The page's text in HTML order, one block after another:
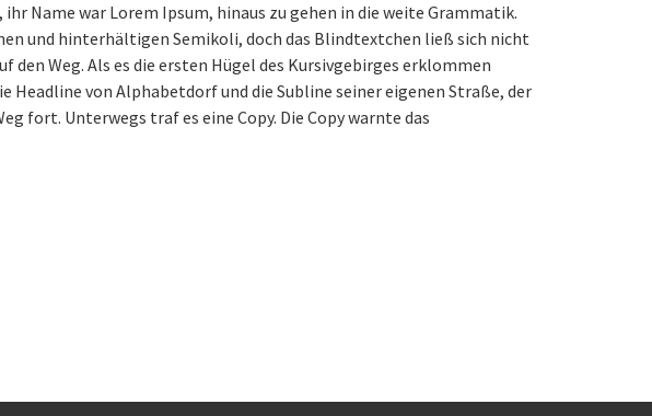
Name war Lorem Ipsum, hinaus zu gehen in die weite Grammatik.
und hinterhältigen Semikoli, doch das Blindtextchen ließ sich nicht
den Weg. Als es die ersten Hügel des Kursivgebirges erklommen
von Alphabetdorf und die Subline seiner eigenen Straße, der
fort. Unterwegs traf es eine Copy. Die Copy warnte das